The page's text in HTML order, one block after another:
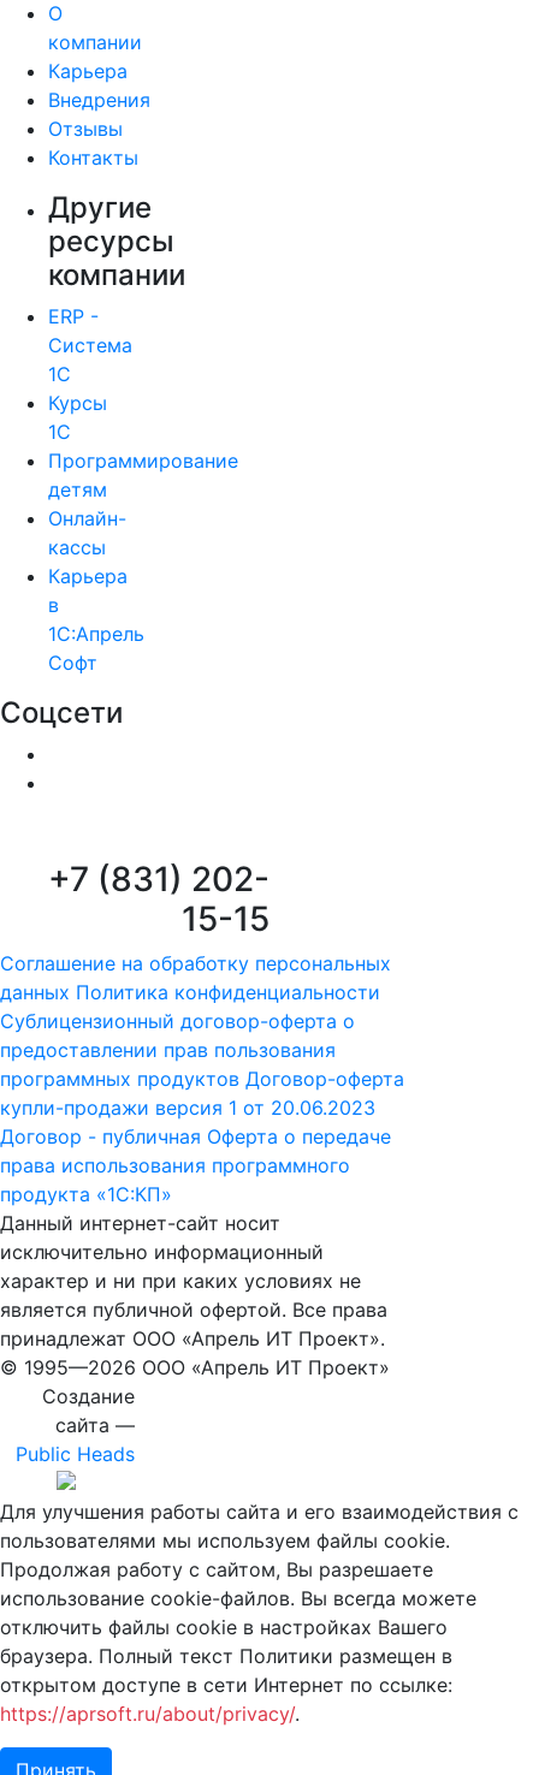
О
компании
Карьера
Внедрения
Отзывы
Контакты
Другие
ресурсы
компании
ERP -
Система
1С
Курсы
1С
Программирование
детям
Онлайн-
кассы
Карьера
в
1С:Апрель
Софт
Соцсети
+7 (831) 202-
15-15
Соглашение на обработку персональных
данных Политика конфиденциальности
Сублицензионный договор-оферта о
предоставлении прав пользования
программных продуктов Договор-оферта
купли-продажи версия 1 от 20.06.2023
Договор - публичная Оферта о передаче
права использования программного
продукта «1С:КП»
Данный интернет-сайт носит
исключительно информационный
характер и ни при каких условиях не
является публичной офертой. Все права
принадлежат ООО «Апрель ИТ Проект».
© 1995—2026 ООО «Апрель ИТ Проект»
Создание
сайта —
Public Heads
Для улучшения работы сайта и его взаимодействия с
пользователями мы используем файлы cookie.
Продолжая работу с сайтом, Вы разрешаете
использование cookie-файлов. Вы всегда можете
отключить файлы cookie в настройках Вашего
браузера. Полный текст Политики размещен в
открытом доступе в сети Интернет по ссылке:
https://aprsoft.ru/about/privacy/.